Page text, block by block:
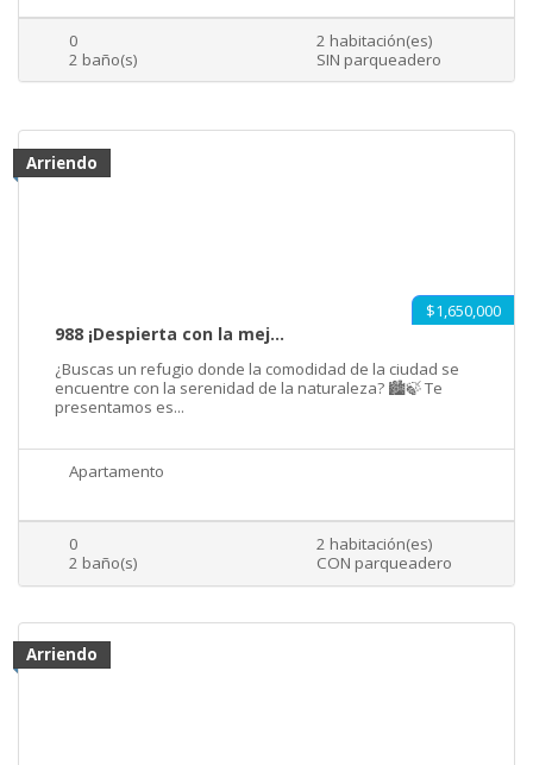
0
2 habitación(es)
2 baño(s)
SIN parqueadero
$1,650,000
988 ¡Despierta con la mej...
¿Buscas un refugio donde la comodidad de la ciudad se
encuentre con la serenidad de la naturaleza? 🏙️🍃 Te
presentamos es...
Apartamento
0
2 habitación(es)
2 baño(s)
CON parqueadero
Arriendo
Arriendo